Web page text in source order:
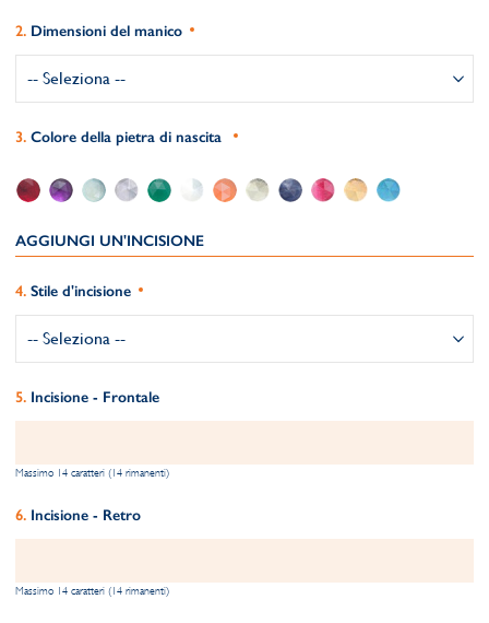
Dimensioni del manico
Colore della pietra di nascita
AGGIUNGI UN'INCISIONE
Stile d'incisione
Incisione - Frontale
Massimo 14 caratteri (14 rimanenti)
Incisione - Retro
Massimo 14 caratteri (14 rimanenti)